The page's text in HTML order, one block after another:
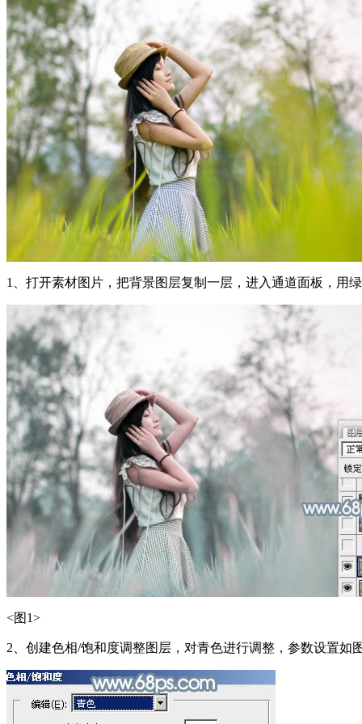
1、打开素材图片，把背景图层复制一层，进入通道面板，用
<图1>
2、创建色相/饱和度调整图层，对青色进行调整，参数设置